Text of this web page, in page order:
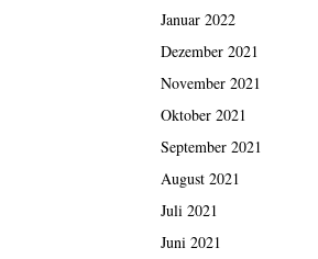
Januar 2022
Dezember 2021
November 2021
Oktober 2021
September 2021
August 2021
Juli 2021
Juni 2021